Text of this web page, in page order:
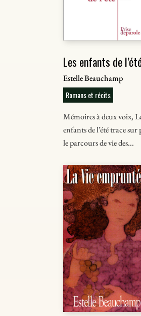
Les enfants de
Estelle Beauchamp
Romans et récits
Mémoires à deux voix,
enfants de l’été trace sur
le parcours de vie des...